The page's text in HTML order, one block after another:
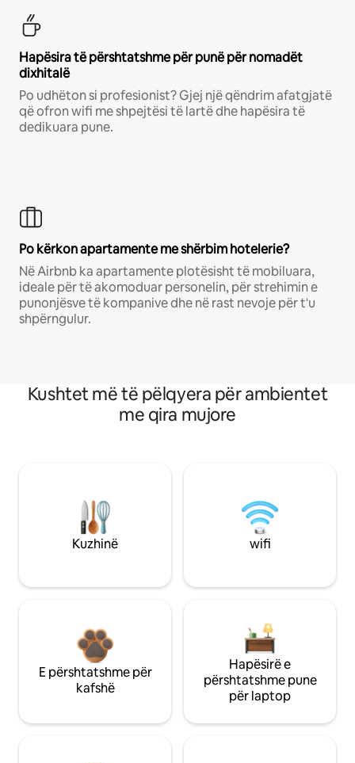
Hapësira të përshtatshme për punë për nomadët
dixhitalë
Po udhëton si profesionist? Gjej një qëndrim afatgjatë
që ofron wifi me shpejtësi të lartë dhe hapësira të
dedikuara pune.
Po kërkon apartamente me shërbim hotelerie?
Në Airbnb ka apartamente plotësisht të mobiluara,
ideale për të akomoduar personelin, për strehimin e
punonjësve të kompanive dhe në rast nevoje për t'u
shpërngulur.
Kushtet më të pëlqyera për ambientet
me qira mujore
Kuzhinë wifi
E përshtatshme për
kafshë
Hapësirë e
përshtatshme pune
për laptop